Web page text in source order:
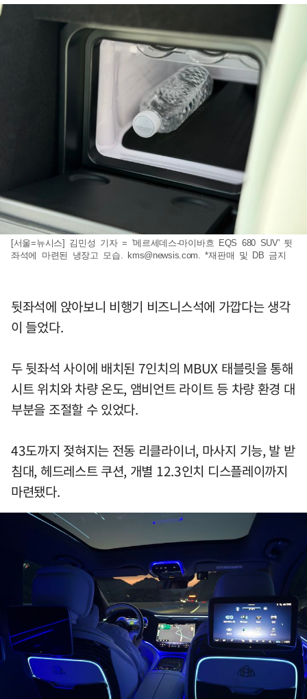
[서울=뉴시스] 김민성 기자 = '메르세데스-마이바흐 EQS 680 SUV' 뒷
좌석에 마련된 냉장고 모습. kms@newsis.com . *재판매 및 DB 금지
뒷좌석에 앉아보니 비행기 비즈니스석에 가깝다는 생각
이 들었다.
두 뒷좌석 사이에 배치된 7인치의 MBUX 태블릿을 통해
시트 위치와 차량 온도, 앰비언트 라이트 등 차량 환경 대
부분을 조절할 수 있었다.
43도까지 젖혀지는 전동 리클라이너, 마사지 기능, 발 받
침대, 헤드레스트 쿠션, 개별 12.3인치 디스플레이까지
마련됐다.